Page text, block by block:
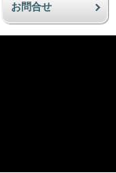
お問合せ